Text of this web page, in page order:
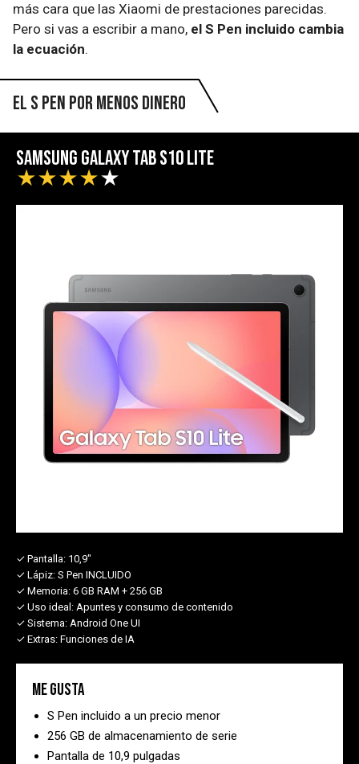
más cara que las Xiaomi de prestaciones parecidas.
Pero si vas a escribir a mano, el S Pen incluido cambia
la ecuación.
El S Pen por menos dinero
Samsung Galaxy Tab S10 Lite
★★★★★
✓ Pantalla: 10,9"
✓ Lápiz: S Pen INCLUIDO
✓ Memoria: 6 GB RAM + 256 GB
✓ Uso ideal: Apuntes y consumo de contenido
✓ Sistema: Android One UI
✓ Extras: Funciones de IA
Me gusta
S Pen incluido a un precio menor
256 GB de almacenamiento de serie
Pantalla de 10,9 pulgadas